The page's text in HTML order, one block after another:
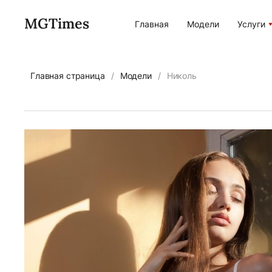
MGTimes Главная Модели Услуги
Главная страница / Модели / Николь